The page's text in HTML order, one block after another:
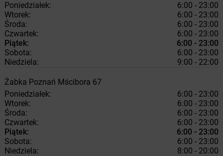
Poniedziałek:
6:00 - 23:00
Wtorek:
6:00 - 23:00
Środa:
6:00 - 23:00
Czwartek:
6:00 - 23:00
Piątek:
6:00 - 23:00
Sobota:
6:00 - 23:00
Niedziela:
9:00 - 22:00
Żabka Poznań Mścibora 67
Poniedziałek:
6:00 - 23:00
Wtorek:
6:00 - 23:00
Środa:
6:00 - 23:00
Czwartek:
6:00 - 23:00
Piątek:
6:00 - 23:00
Sobota:
6:00 - 23:00
Niedziela:
8:00 - 20:00